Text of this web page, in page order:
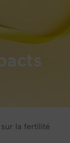
la fertilité